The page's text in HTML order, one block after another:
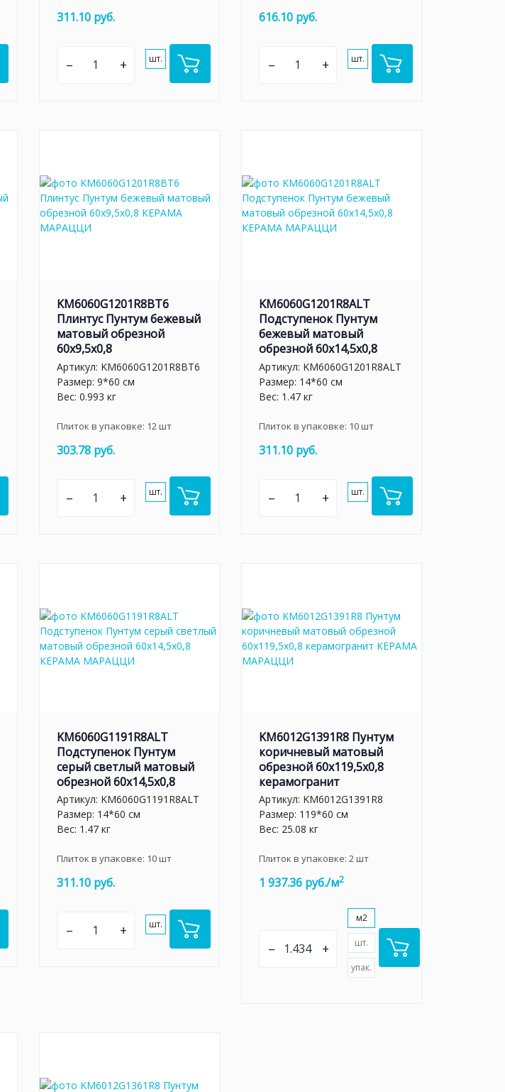
311.10 руб.
– + шт.
616.10 руб.
– + шт.
KM6060G1201R8BT6
Плинтус Пунтум бежевый
матовый обрезной
60x9,5x0,8
Артикул: KM6060G1201R8BT6
Размер: 9*60 см
Вес: 0.993 кг
Плиток в упаковке: 12 шт
303.78 руб.
– + шт.
KM6060G1201R8ALT
Подступенок Пунтум
бежевый матовый
обрезной 60x14,5x0,8
Артикул: KM6060G1201R8ALT
Размер: 14*60 см
Вес: 1.47 кг
Плиток в упаковке: 10шт
311.10 руб.
– + шт.
KM6060G1191R8ALT
Подступенок Пунтум
серый светлый матовый
обрезной 60x14,5x0,8
Артикул: KM6060G1191R8ALT
Размер: 14*60 см
Вес: 1.47 кг
Плиток в упаковке: 10шт
311.10 руб.
– + шт.
KM6012G1391R8 Пунтум
коричневый матовый
обрезной 60x119,5x0,8
керамогранит
Артикул: KM6012G1391R8
Размер: 119*60 см
Вес: 25.08 кг
Плиток в упаковке: 2шт
1 937.36 руб./м2
– +
м2
шт.
упак.